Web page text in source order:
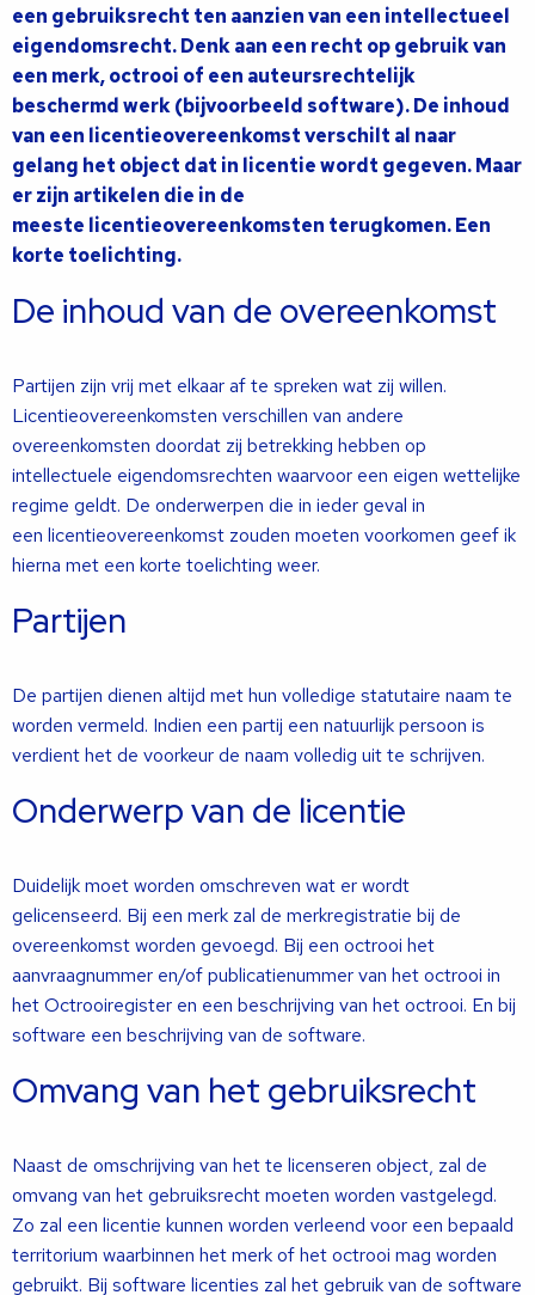
een gebruiksrecht ten aanzien van een intellectueel
eigendomsrecht. Denk aan een recht op gebruik van
een merk, octrooi of een auteursrechtelijk
beschermd werk (bijvoorbeeld software). De inhoud
van een licentieovereenkomst verschilt al naar
gelang het object dat in licentie wordt gegeven. Maar
er zijn artikelen die in de
meeste licentieovereenkomsten terugkomen. Een
korte toelichting.
De inhoud van de overeenkomst
Partijen zijn vrij met elkaar af te spreken wat zij willen.
Licentieovereenkomsten verschillen van andere
overeenkomsten doordat zij betrekking hebben op
intellectuele eigendomsrechten waarvoor een eigen wettelijke
regime geldt. De onderwerpen die in ieder geval in
een licentieovereenkomst zouden moeten voorkomen geef ik
hierna met een korte toelichting weer.
Partijen
De partijen dienen altijd met hun volledige statutaire naam te
worden vermeld. Indien een partij een natuurlijk persoon is
verdient het de voorkeur de naam volledig uit te schrijven.
Onderwerp van de licentie
Duidelijk moet worden omschreven wat er wordt
gelicenseerd. Bij een merk zal de merkregistratie bij de
overeenkomst worden gevoegd. Bij een octrooi het
aanvraagnummer en/of publicatienummer van het octrooi in
het Octrooiregister en een beschrijving van het octrooi. En bij
software een beschrijving van de software.
Omvang van het gebruiksrecht
Naast de omschrijving van het te licenseren object, zal de
omvang van het gebruiksrecht moeten worden vastgelegd.
Zo zal een licentie kunnen worden verleend voor een bepaald
territorium waarbinnen het merk of het octrooi mag worden
gebruikt. Bij software licenties zal het gebruik van de software